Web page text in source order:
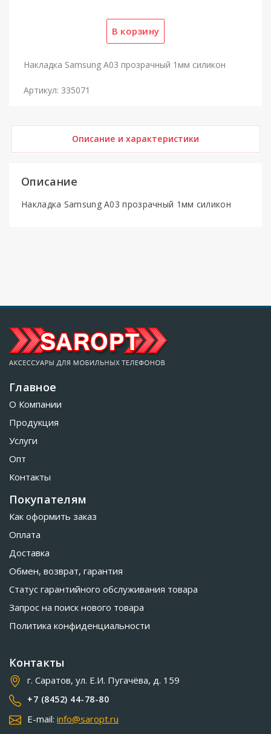
Накладка Samsung A03 прозрачный 1мм силикон
Артикул: 335071
Описание и характеристики
Описание
Накладка Samsung A03 прозрачный 1мм силикон
Главное
О Компании
Продукция
Услуги
Опт
Контакты
Покупателям
Как оформить заказ
Оплата
Доставка
Обмен, возврат, гарантия
Статус гарантийного обслуживания товара
Запрос на поиск нового товара
Политика конфиденциальности
Контакты
г. Саратов, ул. Е.И. Пугачёва, д. 159
+7 (8452) 44-78-80
E-mail: info@saropt.ru